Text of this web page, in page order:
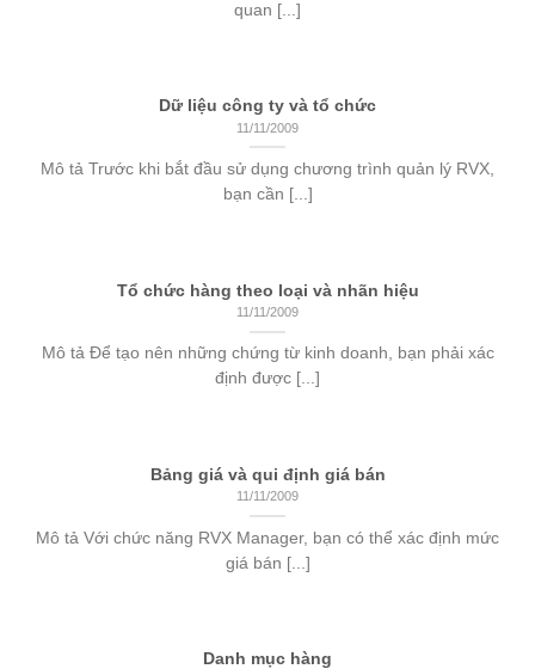
quan [...]
Dữ liệu công ty và tổ chức
11/11/2009
Mô tả Trước khi bắt đầu sử dụng chương trình quản lý RVX,
bạn cần [...]
Tổ chức hàng theo loại và nhãn hiệu
11/11/2009
Mô tả Để tạo nên những chứng từ kinh doanh, bạn phải xác
định được [...]
Bảng giá và qui định giá bán
11/11/2009
Mô tả Với chức năng RVX Manager, bạn có thể xác định mức
giá bán [...]
Danh mục hàng